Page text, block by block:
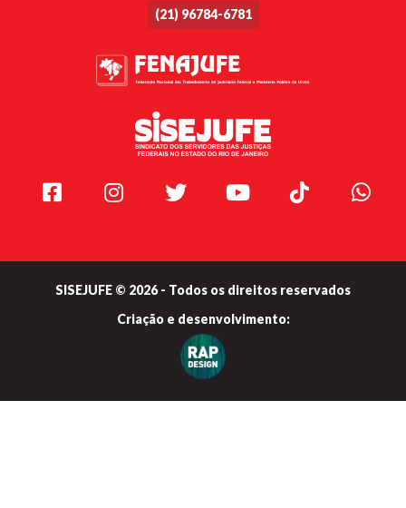
(21) 96784-6781
Facebook Instagram Twitter Youtube TikTok
SISEJUFE © 2026 - Todos os direitos reservados
Criação e desenvolvimento: